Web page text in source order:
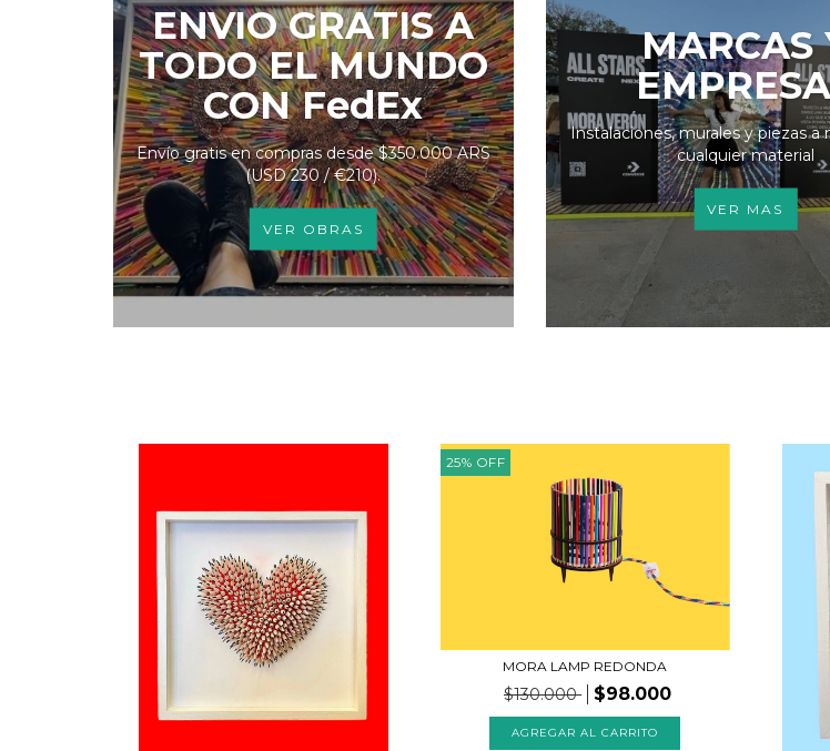
ENVIO GRATIS A
TODO EL MUNDO
CON FedEx
Envío gratis en compras desde $350.000 ARS
(USD 230 / €210).
VER OBRAS
MARCAS
Instalaciones, murales y piezas a
cualquier material
VER MAS
25% OFF
MORA LAMP REDONDA
$130.000 $98.000